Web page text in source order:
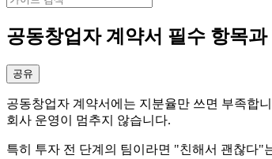
공동창업자 계약서 필수 항목과
공유
공동창업자 계약서에는 지분율만 쓰면 부족합
회사 운영이 멈추지 않습니다.
특히 투자 전 단계의 팀이라면 "친해서 괜찮다"